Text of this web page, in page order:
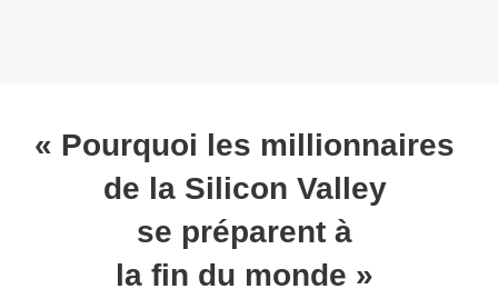
« Pourquoi les millionnaires
de la Silicon Valley
se préparent à
la fin du monde »